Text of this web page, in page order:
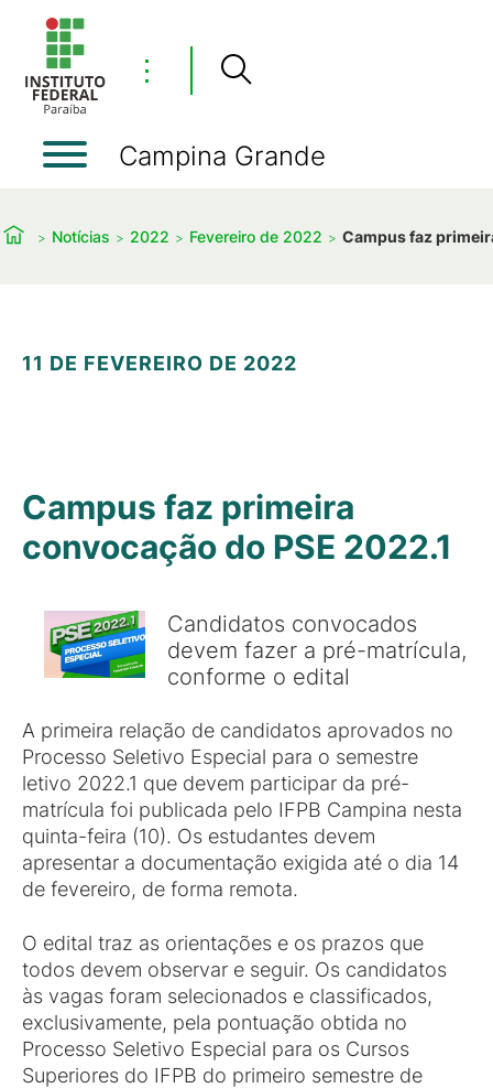
⋮
Campina Grande
Notícias 2022 Fevereiro de 2022 Campus faz
11 DE FEVEREIRO DE 2022
Campus faz primeira
convocação do PSE 2022.1
Candidatos convocados
devem fazer a pré-matrícula,
conforme o edital
A primeira relação de candidatos aprovados no
Processo Seletivo Especial para o semestre
letivo 2022.1 que devem participar da pré-
matrícula foi publicada pelo IFPB Campina nesta
quinta-feira (10). Os estudantes devem
apresentar a documentação exigida até o dia 14
de fevereiro, de forma remota.
O edital traz as orientações e os prazos que
todos devem observar e seguir. Os candidatos
às vagas foram selecionados e classificados,
exclusivamente, pela pontuação obtida no
Processo Seletivo Especial para os Cursos
Superiores do IFPB do primeiro semestre de